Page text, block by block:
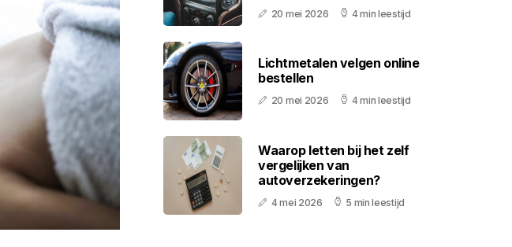
20 mei 2026 4 min leestijd
Lichtmetalen velgen online
bestellen
20 mei 2026 4 min leestijd
Waarop letten bij het zelf
vergelijken van
autoverzekeringen?
4 mei 2026 5 min leestijd